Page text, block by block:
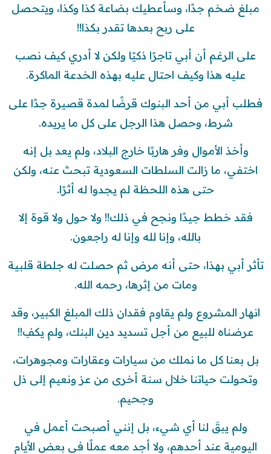
مبلغ ضخم جدًا، وسأعطيك بضاعة كذا وكذا، ويتحصل
على ربح بعدها تقدر بكذا!!
على الرغم أن أبي تاجرًا ذكيًا ولكن لا أدري كيف نصب
عليه هذا وكيف احتال عليه بهذه الخدعة الماكرة.
فطلب أبي من أحد البنوك قرضًا لمدة قصيرة جدًا على
شرط، وحصل هذا الرجل على كل ما يريده.
وأخذ الأموال وفر هاربًا خارج البلاد، ولم يعد بل إنه
اختفي، ما زالت السلطات السعودية تبحث عنه، ولكن
حتى هذه اللحظة لم يجدوا له أثرًا.
فقد خطط جيدًا ونجح في ذلك!! ولا حول ولا قوة إلا
بالله، وإنا لله وإنا له راجعون.
تأثر أبي بهذا، حتى أنه مرض ثم حصلت له جلطة قلبية
ومات من إثرها، رحمه الله.
انهار المشروع ولم يقاوم فقدان ذلك المبلغ الكبير، وقد
عرضناه للبيع من أجل تسديد دين البنك، ولم يكفِ!!
بل بعنا كل ما نملك من سيارات وعقارات ومجوهرات،
وتحولت حياتنا خلال سنة أخرى من عز ونعيم إلى ذل
وجحيم.
ولم يبقَ لنا أي شيء، بل إنني أصبحت أعمل في
اليومية عند أحدهم، ولا أجد معه عملًا في بعض الأيام